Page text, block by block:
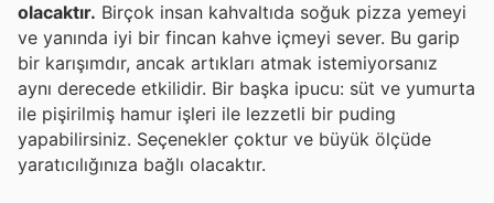
olacaktır. Birçok insan kahvaltıda soğuk pizza yemeyi
ve yanında iyi bir fincan kahve içmeyi sever. Bu garip
bir karışımdır, ancak artıkları atmak istemiyorsanız
aynı derecede etkilidir. Bir başka ipucu: süt ve yumurta
ile pişirilmiş hamur işleri ile lezzetli bir puding
yapabilirsiniz. Seçenekler çoktur ve büyük ölçüde
yaratıcılığınıza bağlı olacaktır.